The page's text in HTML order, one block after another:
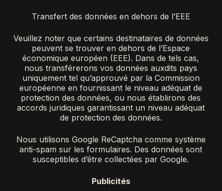
Transfert des données en dehors de l’EEE
Veuillez noter que certains destinataires de données
peuvent se trouver en dehors de l’Espace
économique européen (EEE). Dans de tels cas,
nous transférerons vos données auxdits pays
uniquement tel qu’approuvé par la Commission
européenne en fournissant le niveau adéquat de
protection des données, ou nous établirons des
accords juridiques garantissant un niveau adéquat
de protection des données.
Nous utilisons Google ReCaptcha comme système
anti-spam sur les formulaires. Des données sont
susceptibles d’être collectées par Google.
Publicités